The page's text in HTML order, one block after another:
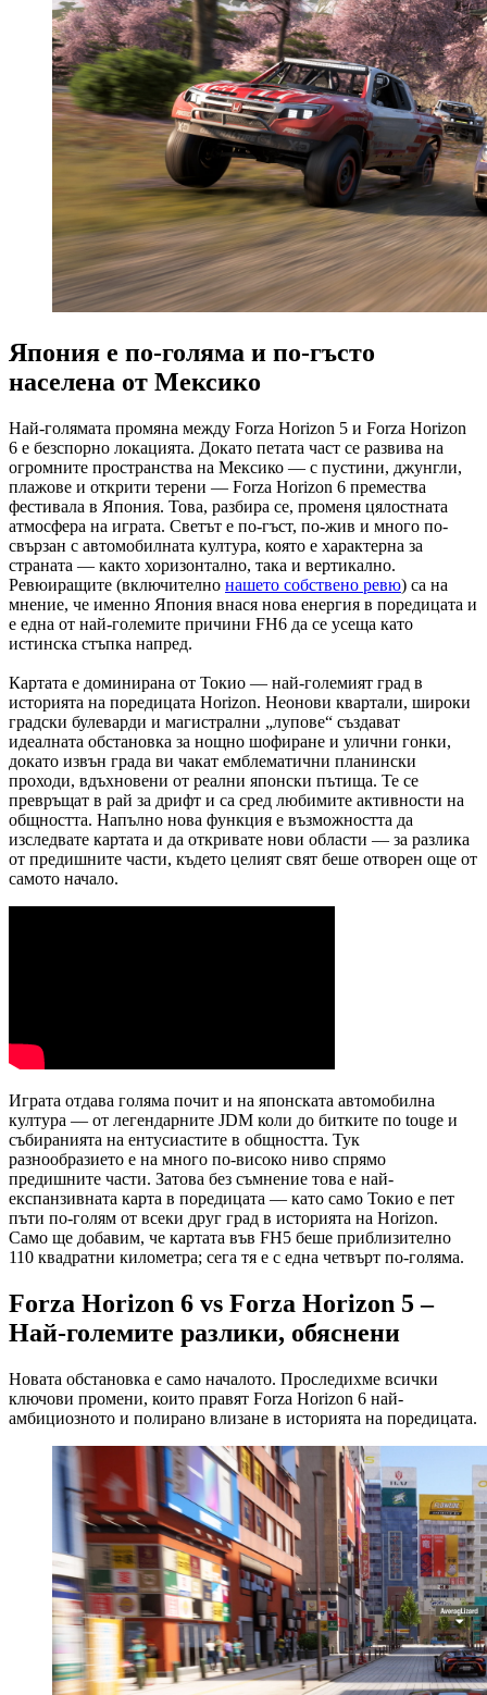
Япония е по-голяма и по-гъсто
населена от Мексико
Най-голямата промяна между Forza Horizon 5 и Forza Horizon
6 е безспорно локацията. Докато петата част се развива на
огромните пространства на Мексико — с пустини, джунгли,
плажове и открити терени — Forza Horizon 6 премества
фестивала в Япония. Това, разбира се, променя цялостната
атмосфера на играта. Светът е по-гъст, по-жив и много по-
свързан с автомобилната култура, която е характерна за
страната — както хоризонтално, така и вертикално.
Ревюиращите (включително нашето собствено ревю) са на
мнение, че именно Япония внася нова енергия в поредицата и
е една от най-големите причини FH6 да се усеща като
истинска стъпка напред.
Картата е доминирана от Токио — най-големият град в
историята на поредицата Horizon. Неонови квартали, широки
градски булеварди и магистрални „лупове“ създават
идеалната обстановка за нощно шофиране и улични гонки,
докато извън града ви чакат емблематични планински
проходи, вдъхновени от реални японски пътища. Те се
превръщат в рай за дрифт и са сред любимите активности на
общността. Напълно нова функция е възможността да
изследвате картата и да откривате нови области — за разлика
от предишните части, където целият свят беше отворен още от
самото начало.
Играта отдава голяма почит и на японската автомобилна
култура — от легендарните JDM коли до битките по touge и
събиранията на ентусиастите в общността. Тук
разнообразието е на много по-високо ниво спрямо
предишните части. Затова без съмнение това е най-
експанзивната карта в поредицата — като само Токио е пет
пъти по-голям от всеки друг град в историята на Horizon.
Само ще добавим, че картата във FH5 беше приблизително
110 квадратни километра; сега тя е с една четвърт по-голяма.
Forza Horizon 6 vs Forza Horizon 5 –
Най-големите разлики, обяснени
Новата обстановка е само началото. Проследихме всички
ключови промени, които правят Forza Horizon 6 най-
амбициозното и полиранo влизане в историята на поредицата.